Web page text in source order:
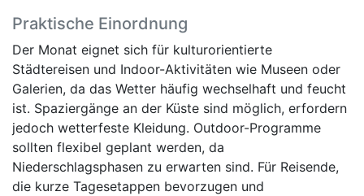
Praktische Einordnung
Der Monat eignet sich für kulturorientierte
Städtereisen und Indoor-Aktivitäten wie Museen oder
Galerien, da das Wetter häufig wechselhaft und feucht
ist. Spaziergänge an der Küste sind möglich, erfordern
jedoch wetterfeste Kleidung. Outdoor-Programme
sollten flexibel geplant werden, da
Niederschlagsphasen zu erwarten sind. Für Reisende,
die kurze Tagesetappen bevorzugen und